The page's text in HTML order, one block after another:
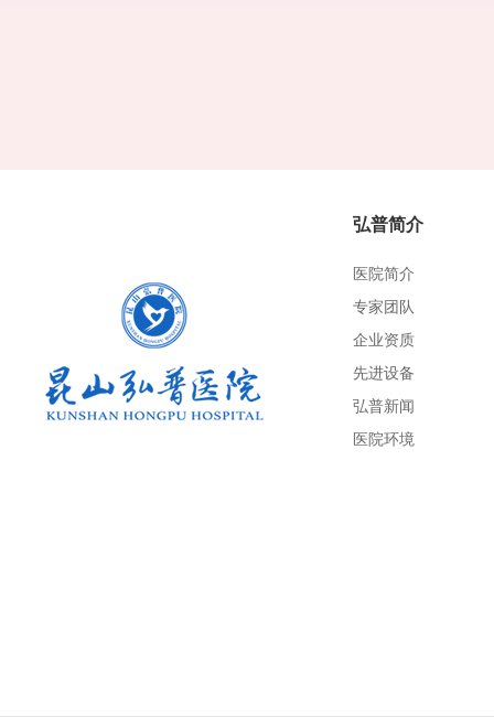
弘普简介
医院简介
专家团队
企业资质
先进设备
弘普新闻
医院环境